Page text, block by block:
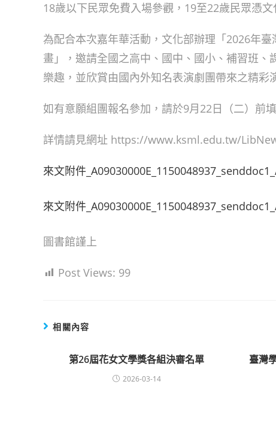
18歲以下民眾免費入場參觀，19至22歲民眾憑文
為配合本次嘉年華活動，文化部辦理「2026年
畫」，邀請全國之高中、國中、國小、補習班
樂趣，並欣賞由國內外知名表演劇團帶來之精彩
如有意願組團報名參加，請於9月22日（二）前
詳情請見網址 https://www.ksml.edu.tw/
來文附件
來文附件
圖書館謹上
Post Views: 99
相關內容
第26屆花女文學獎各組決審名單
2026-03-14
臺灣